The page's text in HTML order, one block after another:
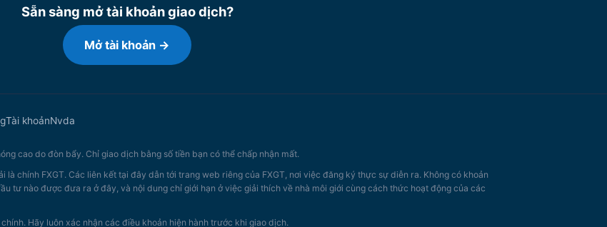
Sẵn sàng mở tài khoản giao dịch?
Mở tài khoản →
Tài khoảnNvda
cao do đòn bẩy. Chỉ giao dịch bằng số tiền bạn có thể chấp nhận mất.
chính FXGT. Các liên kết tại đây dẫn tới trang web riêng của FXGT, nơi việc đăng ký thực sự diễn ra. Không có khoản
tư nào được đưa ra ở đây, và nội dung chỉ giới hạn ở việc giải thích về nhà môi giới cùng cách thức hoạt động của các
Hãy luôn xác nhận các điều khoản hiện hành trước khi giao dịch.